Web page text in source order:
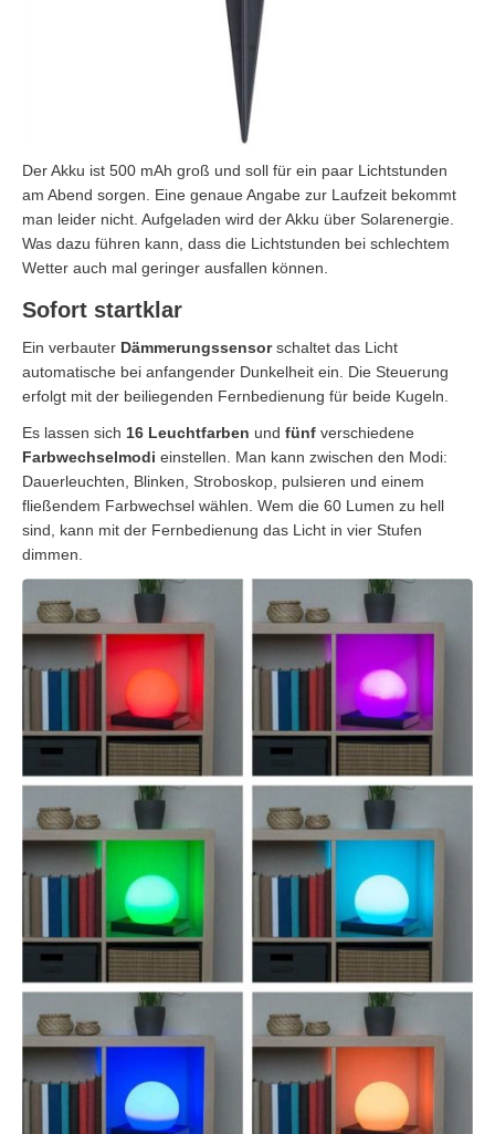
Der Akku ist 500 mAh groß und soll für ein paar Lichtstunden
am Abend sorgen. Eine genaue Angabe zur Laufzeit bekommt
man leider nicht. Aufgeladen wird der Akku über Solarenergie.
Was dazu führen kann, dass die Lichtstunden bei schlechtem
Wetter auch mal geringer ausfallen können.
Sofort startklar
Ein verbauter Dämmerungssensorschaltet das Licht
automatische bei anfangender Dunkelheit ein. Die Steuerung
erfolgt mit der beiliegenden Fernbedienung für beide Kugeln.
Es lassen sich 16 Leuchtfarben und fünf verschiedene
Farbwechselmodi einstellen. Man kann zwischen den Modi:
Dauerleuchten, Blinken, Stroboskop, pulsieren und einem
fließendem Farbwechsel wählen. Wem die 60 Lumen zu hell
sind, kann mit der Fernbedienung das Licht in vier Stufen
dimmen.